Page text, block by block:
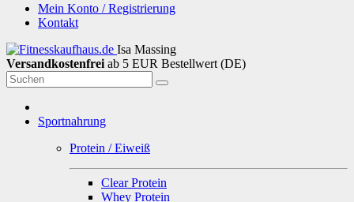
Mein Konto / Registrierung
Kontakt
Isa Massing
Versandkostenfrei ab 5 EUR Bestellwert (DE)
Sportnahrung
Protein / Eiweiß
Clear Protein
Whey Protein